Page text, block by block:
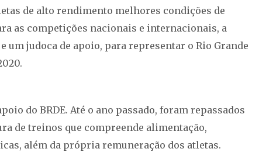
de alto rendimento melhores condições de
as competições nacionais e internacionais, a
um judoca de apoio, para representar o Rio Grande
do BRDE. Até o ano passado, foram repassados
de treinos que compreende alimentação,
além da própria remuneração dos atletas.